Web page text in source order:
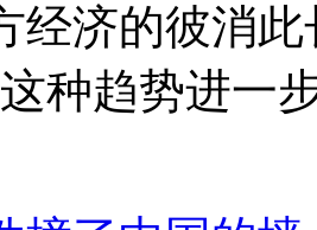
经济的彼消
种趋势进一